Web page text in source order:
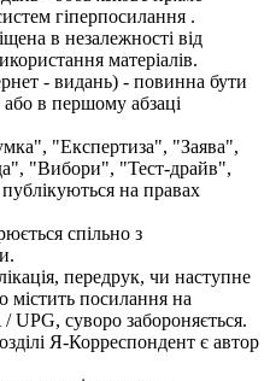
гіперпосилання .
в незалежності від
матеріалів.
- видань) - повинна бути
в першому абзаці
"Експертиза", "Заява",
"Вибори", "Тест-драйв",
на правах
спільно з
передрук, чи наступне
містить посилання на
UPG, суворо забороняється.
Я-Корреспондент є автор